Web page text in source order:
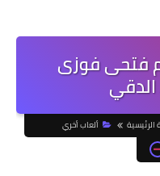
فتحى فوزى
الدقي
ألعاب أخري